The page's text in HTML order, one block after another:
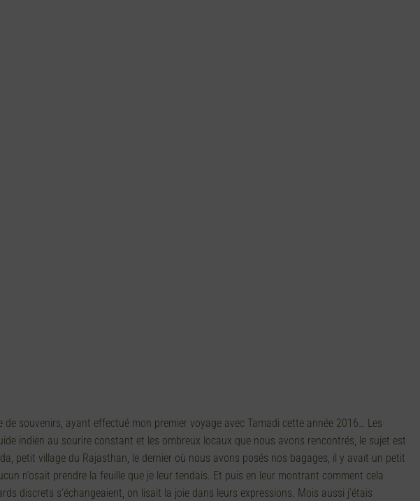
souvenirs, ayant effectué mon premier voyage avec Tamadi cette année 2016… Les
indien au sourire constant et les ombreux locaux que nous avons rencontrés, le sujet est
petit village du Rajasthan, le dernier où nous avons posés nos bagages, il y avait un petit
n’osait prendre la feuille que je leur tendais. Et puis en leur montrant comment cela
discrets s’échangeaient, on lisait la joie dans leurs expressions. Mois aussi j’étais